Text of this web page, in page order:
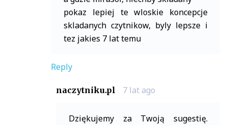
pokaz lepiej te wloskie koncepcje
skladanych czytnikow, byly lepsze i
tez jakies 7 lat temu
Reply
naczytniku.pl 7 lat ago
Dziękujemy za Twoją sugestię.